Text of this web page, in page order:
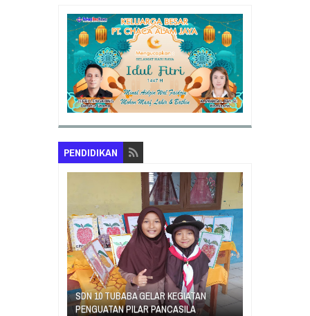
PENDIDIKAN
GEJOLAK PIHAK SEKOLAH SD INPRES
KLABAT DENGAN ORANG TUA MURID
BERAKHIR DAMAI